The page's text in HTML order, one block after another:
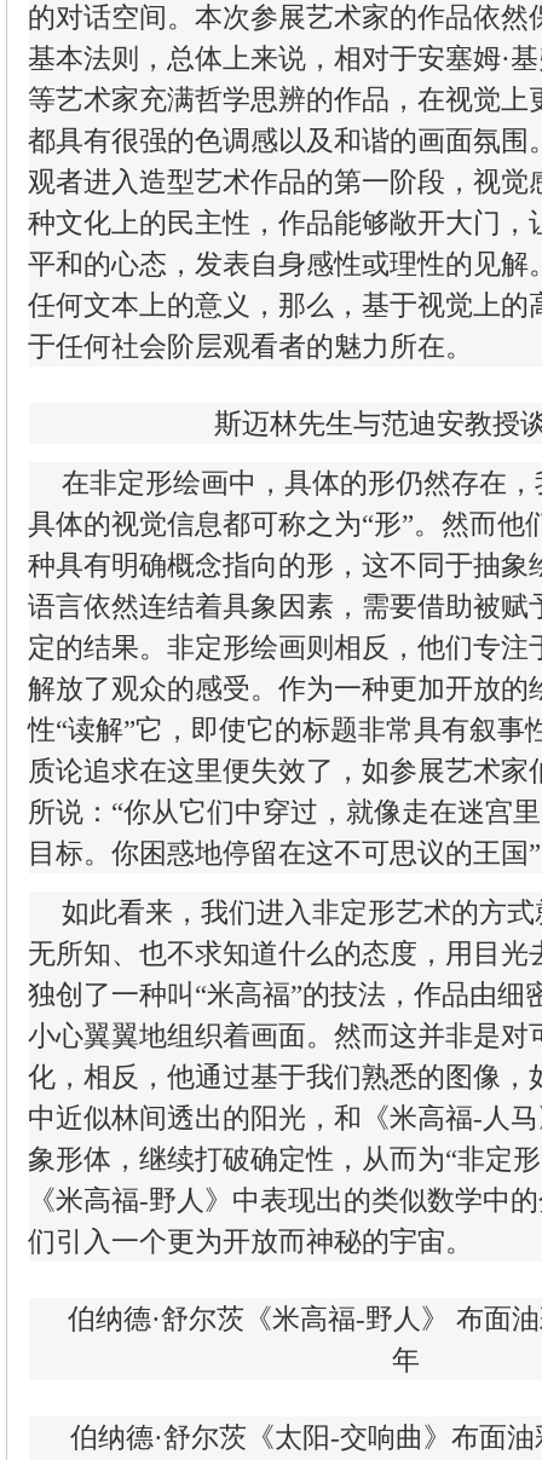
的对话空间。本次参展艺术家的作品依然
基本法则，总体上来说，相对于安塞姆·
等艺术家充满哲学思辨的作品，在视觉上
都具有很强的色调感以及和谐的画面氛围
观者进入造型艺术作品的第一阶段，视觉
种文化上的民主性，作品能够敞开大门，
平和的心态，发表自身感性或理性的见解
任何文本上的意义，那么，基于视觉上的
于任何社会阶层观看者的魅力所在。
斯迈林先生与范迪安教授
在非定形绘画中，具体的形仍然存在
具体的视觉信息都可称之为“形”。然而他
种具有明确概念指向的形，这不同于抽象
语言依然连结着具象因素，需要借助被赋
定的结果。非定形绘画则相反，他们专注
解放了观众的感受。作为一种更加开放的
性“读解”它，即使它的标题非常具有叙事
质论追求在这里便失效了，如参展艺术家
所说：“你从它们中穿过，就像走在迷宫
目标。你困惑地停留在这不可思议的王国
如此看来，我们进入非定形艺术的方
无所知、也不求知道什么的态度，用目光
独创了一种叫“米高福”的技法，作品由细
小心翼翼地组织着画面。然而这并非是对
化，相反，他通过基于我们熟悉的图像，
中近似林间透出的阳光，和《米高福-人
象形体，继续打破确定性，从而为“非定
《米高福-野人》中表现出的类似数学中
们引入一个更为开放而神秘的宇宙。
伯纳德·舒尔茨《米高福-野人》 布面
年
伯纳德·舒尔茨《太阳-交响曲》布面油